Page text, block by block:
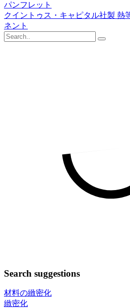
パンフレット
クイントゥス・キャピタル社製 熱
ネント
Search suggestions
材料の緻密化
緻密化